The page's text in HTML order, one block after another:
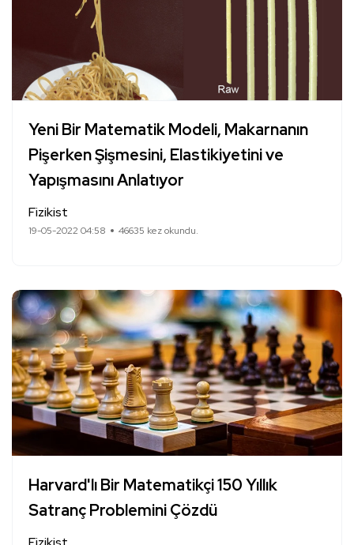
Yeni Bir Matematik Modeli, Makarnanın
Pişerken Şişmesini, Elastikiyetini ve
Yapışmasını Anlatıyor
Fizikist
19-05-2022 04:58 46635 kez okundu.
Harvard'lı Bir Matematikçi 150 Yıllık
Satranç Problemini Çözdü